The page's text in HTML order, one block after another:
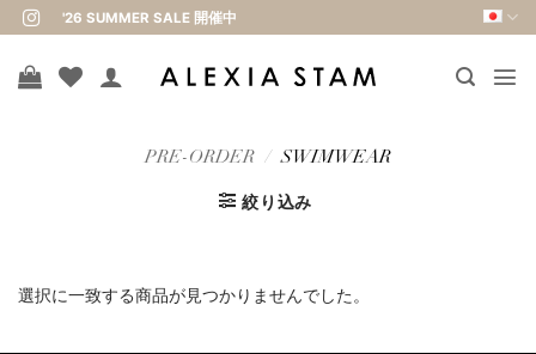
Skip
to
content
'26 SUMMER SALE 開催中
PRE-ORDER / SWIMWEAR
絞り込み
選択に一致する商品が見つかりませんでした。